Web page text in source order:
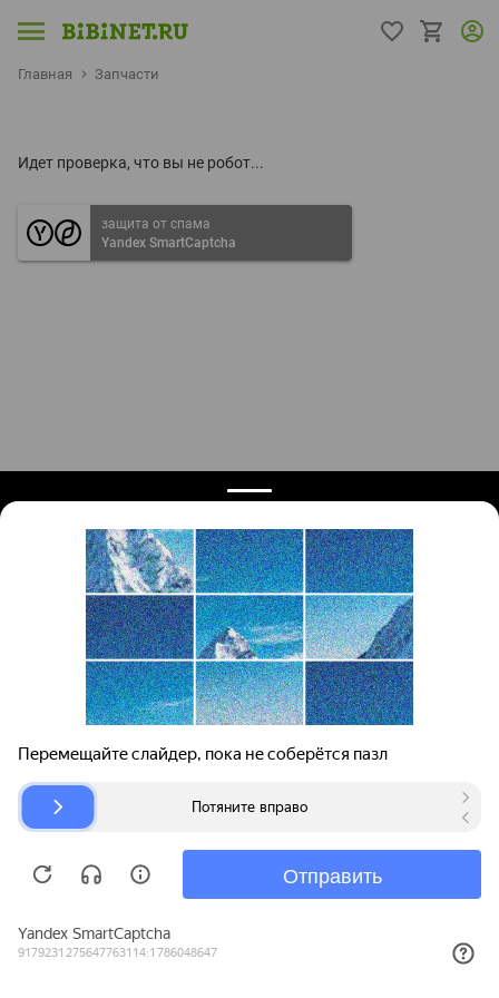
Главная Запчасти
Идет проверка, что вы не робот...
защита от спама
Yandex SmartCaptcha
Поиск запчастей
Для автокомпаний
Авторазборки
О проекте
Помощь
Карта сайта
© bibinet.ru - система поиска запчастей,
Copyright 2010-2026 Все права защищены